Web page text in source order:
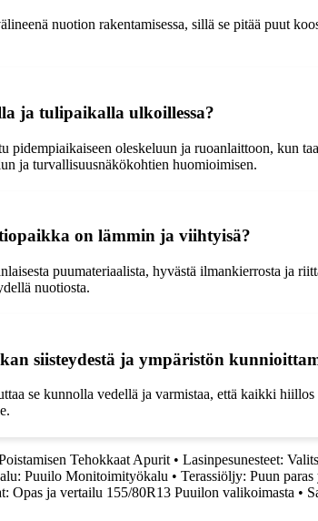
nuotion rakentamisessa, sillä se pitää puut
ja tulipaikalla ulkoillessa?
pidempiaikaiseen oleskeluun ja ruoanlaittoon, kun
ja turvallisuusnäkökohtien huomioimisen.
on lämmin ja viihtyisä?
puumateriaalista, hyvästä ilmankierrosta ja
nuotiosta.
siisteydestä ja ympäristön
se kunnolla vedellä ja varmistaa, että kaikki
Tehokkaat Apurit• Lasinpesunesteet:
Puuilo Monitoimityökalu • Terassiöljy: Puun paras
Opas ja vertailu 155/80R13 Puuilon valikoimasta •